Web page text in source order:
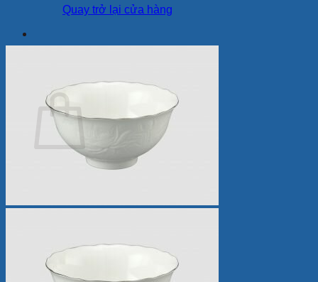
Quay trở lại cửa hàng
Giỏ hàng
Chưa có sản phẩm trong giỏ hàng.